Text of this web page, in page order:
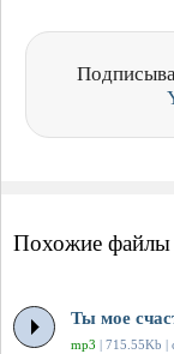
Похожие файлы
Ты мое
mp3 | 715.55Kb |